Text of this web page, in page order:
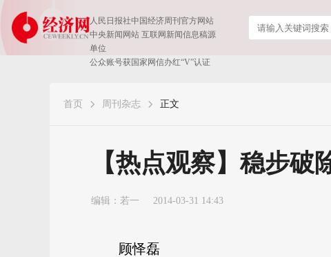
人民日报社中国经济周刊官方网站
中央新闻网站 互联网新闻信息稿源
单位
公众账号获国家网信办红“V”认证
首页 周刊杂志 正文
【热点观察】稳步
编辑：若一 2014-03-31 14:43
顾怿磊